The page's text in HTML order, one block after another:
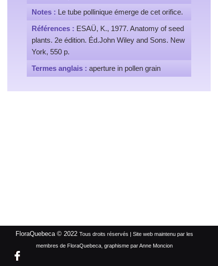
Notes : Le tube pollinique émerge de cet orifice.
Références : ESAÜ, K., 1977. Anatomy of seed
plants. 2e édition. Éd.John Wiley and Sons. New
York, 550 p.
Termes anglais : aperture in pollen grain
FloraQuebeca © 2022 Tous droits réservés | Site web maintenu par les
membres de FloraQuebeca, graphisme par Anne Moncion